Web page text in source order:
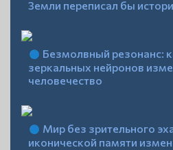
Земли переписал бы
Безмолвный резонанс:
зеркальных нейронов
человечество
Мир без зрительного
иконической памяти